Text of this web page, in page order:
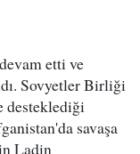
etti ve
Sovyetler Birliği
desteklediği
savaşa
Ladin